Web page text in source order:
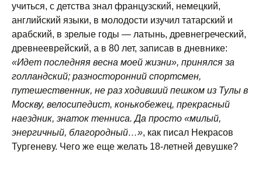
учиться, с детства знал французский, немецкий,
английский языки, в молодости изучил татарский и
арабский, в зрелые годы — латынь, древнегреческий,
древнееврейский, а в 80 лет, записав в дневнике:
«Идет последняя весна моей жизни», принялся за
голландский; разносторонний спортсмен,
путешественник, не раз ходивший пешком из Тулы в
Москву, велосипедист, конькобежец, прекрасный
наездник, знаток тенниса. Да просто «милый,
энергичный, благородный…», как писал Некрасов
Тургеневу. Чего же еще желать 18-летней девушке?